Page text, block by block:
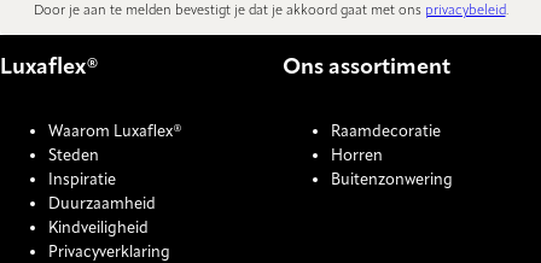
Door je aan te melden bevestigt je dat je akkoord gaat met ons privacybeleid.
Luxaflex®
Waarom Luxaflex®
Steden
Inspiratie
Duurzaamheid
Kindveiligheid
Privacyverklaring
Ons assortiment
Raamdecoratie
Horren
Buitenzonwering